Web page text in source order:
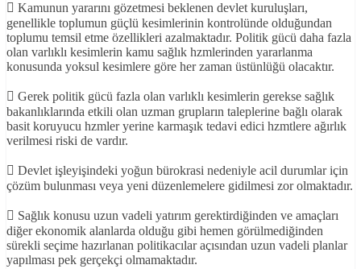
 Kamunun yararını gözetmesi beklenen devlet kuruluşları,
genellikle toplumun güçlü kesimlerinin kontrolünde olduğundan
toplumu temsil etme özellikleri azalmaktadır. Politik gücü daha fazla
olan varlıklı kesimlerin kamu sağlık hzmlerinden yararlanma
konusunda yoksul kesimlere göre her zaman üstünlüğü olacaktır.
 Gerek politik gücü fazla olan varlıklı kesimlerin gerekse sağlık
bakanlıklarında etkili olan uzman grupların taleplerine bağlı olarak
basit koruyucu hzmler yerine karmaşık tedavi edici hzmtlere ağırlık
verilmesi riski de vardır.
 Devlet işleyişindeki yoğun bürokrasi nedeniyle acil durumlar için
çözüm bulunması veya yeni düzenlemelere gidilmesi zor olmaktadır.
 Sağlık konusu uzun vadeli yatırım gerektirdiğinden ve amaçları
diğer ekonomik alanlarda olduğu gibi hemen görülmediğinden
sürekli seçime hazırlanan politikacılar açısından uzun vadeli planlar
yapılması pek gerçekçi olmamaktadır.